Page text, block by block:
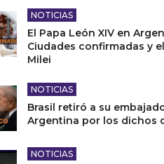
NOTICIAS
El Papa León XIV en
Ciudades confirmadas y
Milei
NOTICIAS
Brasil retiró a su
Argentina por los dichos
NOTICIAS